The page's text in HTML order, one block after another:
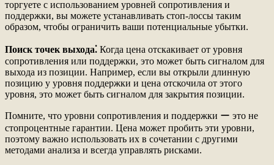
торгуете с использованием уровней сопротивления и
поддержки, вы можете устанавливать стоп-лоссы таким
образом, чтобы ограничить ваши потенциальные убытки.
Поиск точек выхода⁚ Когда цена отскакивает от уровня
сопротивления или поддержки, это может быть сигналом для
выхода из позиции. Например, если вы открыли длинную
позицию у уровня поддержки и цена отскочила от этого
уровня, это может быть сигналом для закрытия позиции.
Помните, что уровни сопротивления и поддержки ー это не
стопроцентные гарантии. Цена может пробить эти уровни,
поэтому важно использовать их в сочетании с другими
методами анализа и всегда управлять рисками.